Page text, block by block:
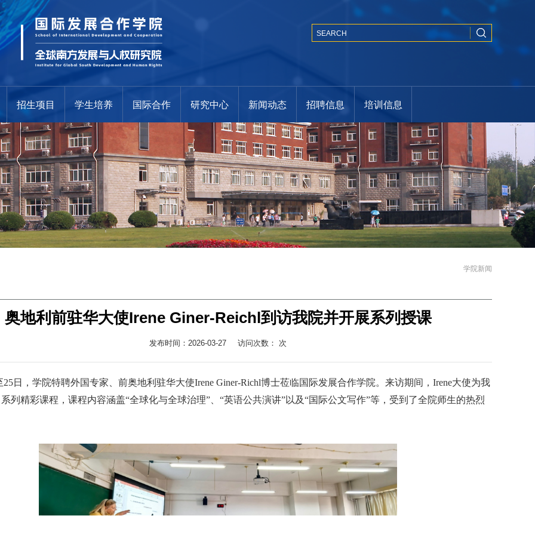
招生项目 学生培养 国际合作 研究中心 新闻动态 招聘信息 培训信息
学院新闻
奥地利前驻华大使Irene Giner-Reichl到访我院并开展系列授课
发布时间：2026-03-27 访问次数： 次
25日，学院特聘外国专家、前奥地利驻华大使Irene Giner-Richl博士莅临国际发展合作学院。来访期间，Irene大使为我
列精彩课程，课程内容涵盖“全球化与全球治理”、“英语公共演讲”以及“国际公文写作”等，受到了全院师生的热烈